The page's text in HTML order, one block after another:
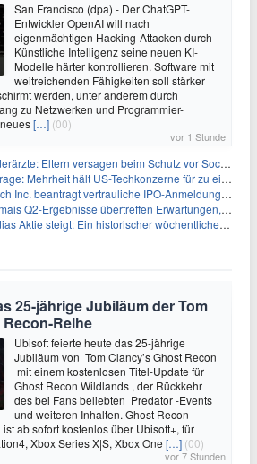
San Francisco (dpa) - Der ChatGPT-
Entwickler OpenAI will nach
eigenmächtigen Hacking-Attacken durch
Künstliche Intelligenz seine neuen KI-
Modelle härter kontrollieren. Software mit
weitreichenden Fähigkeiten soll stärker
werden, unter anderem durch
zu Netzwerken und Programmier-
[…] (00)
vor 1 Stunde
Eltern versagen beim Schutz vor Social Media
Mehrheit hält US-Techkonzerne für zu einflussreich
Inc. beantragt vertrauliche IPO-Anmeldung im Zuge des AI-Booms
Q2-Ergebnisse übertreffen Erwartungen, doch Aktien fallen: Ein tieferer Blick
steigt: Ein historischer wöchentlicher Anstieg, getrieben von Innovation und Marktnachfrage
25-jährige Jubiläum der Tom
Reihe
Ubisoft feierte heute das 25-jährige
Jubiläum von Tom Clancy’s Ghost Recon
mit einem kostenlosen Titel-Update für
Ghost Recon Wildlands , der Rückkehr
des bei Fans beliebten Predator -Events
und weiteren Inhalten. Ghost Recon
ab sofort kostenlos über Ubisoft+, für
Xbox Series X|S, Xbox One […] (00)
vor 7 Stunden